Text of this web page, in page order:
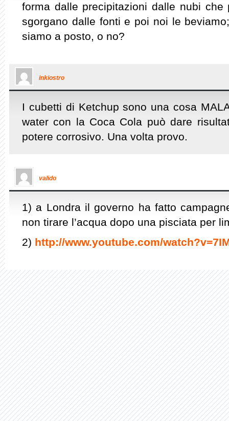
forma dalle precipitazioni dalle nubi
sgorgano dalle fonti e poi noi le
siamo a posto, o no?
inkiostro
I cubetti di Ketchup sono una cosa
water con la Coca Cola può dare
potere corrosivo. Una volta provo.
valido
1) a Londra il governo ha fatto
non tirare l’acqua dopo una pisciata per
2) http://www.youtube.com/